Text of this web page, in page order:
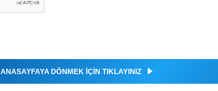
ANASAYFAYA DÖNMEK İÇİN TIKLAYINIZ